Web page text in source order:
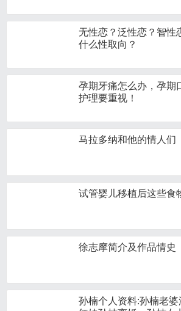
无性恋？泛性恋？智性
什么性取向？
孕期牙痛怎么办，孕期
护理要重视！
马拉多纳和他的情人们
试管婴儿移植后这些食
徐志摩简介及作品情史
孙楠个人资料:孙楠老